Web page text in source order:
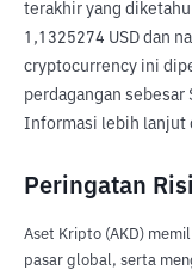
terakhir yang
1,1325274 USD dan
cryptocurrency ini
perdagangan
Informasi lebih lanjut
Peringatan
Aset Kripto (AKD)
pasar global, serta